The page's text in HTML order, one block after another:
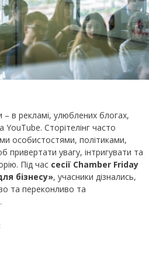
– в рекламі, улюблених блогах,
YouTube. Сторітелінг часто
особистостями, політиками,
привертати увагу, інтригувати та
Під час сесії Chamber Friday
бізнесу», учасники дізнались,
та переконливо та